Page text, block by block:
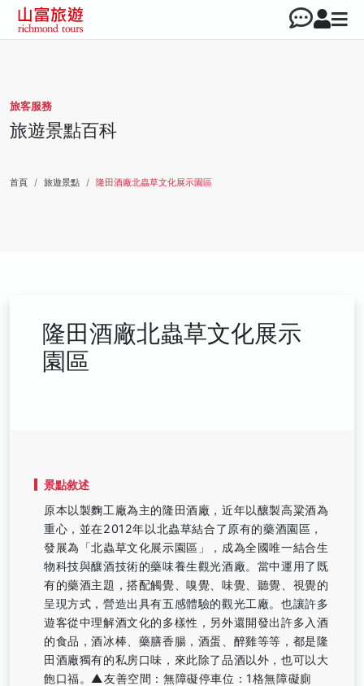
旅客服務
旅遊景點百科
首頁 旅遊景點 隆田酒廠北蟲草文化展示園區
隆田酒廠北蟲草文化展示
園區
景點敘述
原本以製麴工廠為主的隆田酒廠，近年以釀製高粱酒為
重心，並在2012年以北蟲草結合了原有的藥酒園區，
發展為「北蟲草文化展示園區」，成為全國唯一結合生
物科技與釀酒技術的藥味養生觀光酒廠。當中運用了既
有的藥酒主題，搭配觸覺、嗅覺、味覺、聽覺、視覺的
呈現方式，營造出具有五感體驗的觀光工廠。也讓許多
遊客從中理解酒文化的多樣性，另外還開發出許多入酒
的食品，酒冰棒、藥膳香腸，酒蛋、醉雞等等，都是隆
田酒廠獨有的私房口味，來此除了品酒以外，也可以大
飽口福。▲友善空間：無障礙停車位：1格無障礙廁